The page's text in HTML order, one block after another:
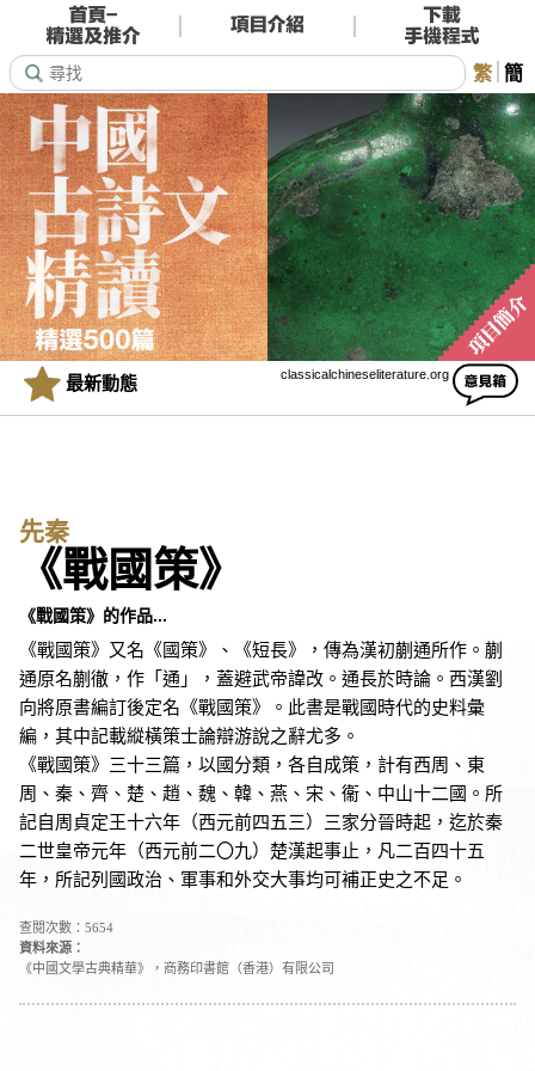
繁 簡
classicalchineseliterature.org
最新動態
先秦
《戰國策》
《戰國策》的作品...
《戰國策》又名《國策》、《短長》，傳為漢初蒯通所作。蒯
通原名蒯徹，作「通」，蓋避武帝諱改。通長於時論。西漢劉
向將原書編訂後定名《戰國策》。此書是戰國時代的史料彙
編，其中記載縱橫策士論辯游說之辭尤多。
《戰國策》三十三篇，以國分類，各自成策，計有西周、東
周、秦、齊、楚、趙、魏、韓、燕、宋、衞、中山十二國。所
記自周貞定王十六年（西元前四五三）三家分晉時起，迄於秦
二世皇帝元年（西元前二〇九）楚漢起事止，凡二百四十五
年，所記列國政治、軍事和外交大事均可補正史之不足。
查閱次數：5654
資料來源：
《中國文學古典精華》，商務印書館（香港）有限公司